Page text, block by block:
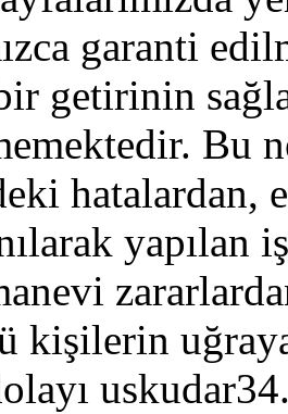
garanti
getirinin
Bu
hatalardan,
yapılan
kişilerin